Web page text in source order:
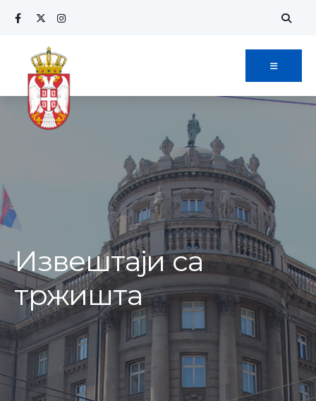
Извештаји са
тржишта